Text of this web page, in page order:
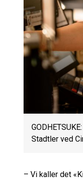
Stadtler ved
– Vi kaller det